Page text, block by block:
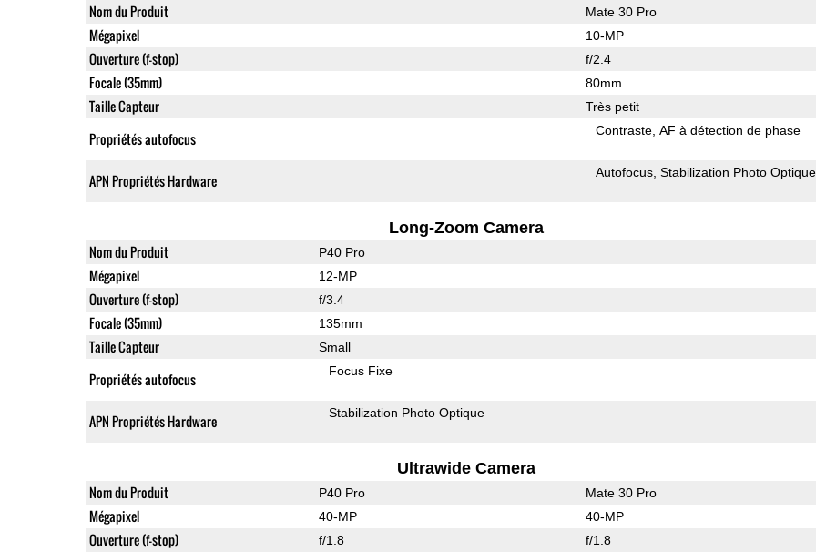
Nom du Produit Mate 30 Pro
Mégapixel 10-MP
Ouverture (f-stop) f/2.4
Focale (35mm) 80mm
Taille Capteur Très petit
Propriétés autofocus Contraste AF à détection de phase
APN Propriétés Hardware Autofocus Stabilization Photo Optique
Long-Zoom Camera
Nom du Produit P40 Pro
Mégapixel 12-MP
Ouverture (f-stop) f/3.4
Focale (35mm) 135mm
Taille Capteur Small
Propriétés autofocus Focus Fixe
APN Propriétés Hardware Stabilization Photo Optique
Ultrawide Camera
Nom du Produit P40 Pro Mate 30 Pro
Mégapixel 40-MP 40-MP
Ouverture (f-stop) f/1.8 f/1.8